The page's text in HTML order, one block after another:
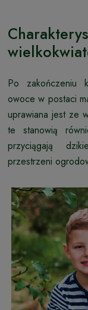
Po zakończeniu
owoce w postaci
uprawiana jest ze
te stanowią
przyciągają
przestrzeni